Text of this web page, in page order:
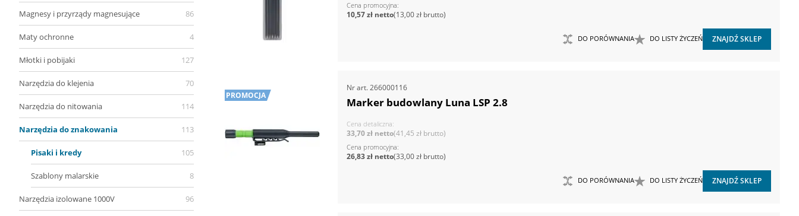
Cena promocyjna
13,00 zł
10,57 zł
DO LISTY ŻYCZEŃ
DO PORÓWNANIA ZNAJDŹ SKLEP
PROMOCJA
Nr art. 266000116
Marker budowlany Luna LSP 2.8
Cena detaliczna
41,45 zł
33,70 zł
Cena promocyjna
33,00 zł
26,83 zł
DO LISTY ŻYCZEŃ
DO PORÓWNANIA ZNAJDŹ SKLEP
Magnesy i przyrządy magnesujące 86
Maty ochronne 4
Młotki i pobijaki 127
Narzędzia do klejenia 70
Narzędzia do nitowania 114
Narzędzia do znakowania 113
Pisaki i kredy 105
Szablony malarskie 8
Narzędzia izolowane 1000V 96